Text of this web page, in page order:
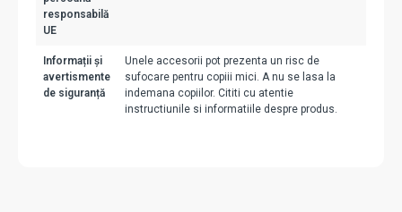
responsabilă
UE
Informații și
avertismente
de siguranță
Unele accesorii pot prezenta un risc de
sufocare pentru copiii mici. A nu se lasa la
indemana copiilor. Cititi cu atentie
instructiunile si informatiile despre produs.